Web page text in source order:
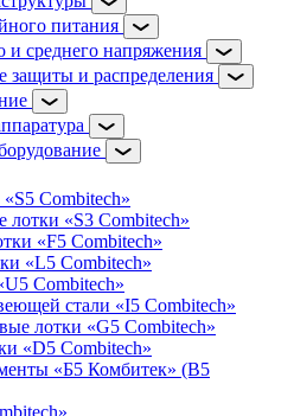
питания
и среднего напряжения
защиты и распределения
Combitech»
лотки «S3 Combitech»
«F5 Combitech»
«L5 Combitech»
Combitech»
стали «I5 Combitech»
лотки «G5 Combitech»
«D5 Combitech»
«Б5 Комбитек» (B5